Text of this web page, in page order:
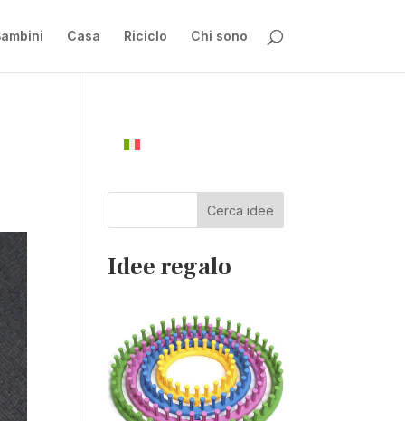
Casa Riciclo Chi sono
Cerca idee
Idee regalo